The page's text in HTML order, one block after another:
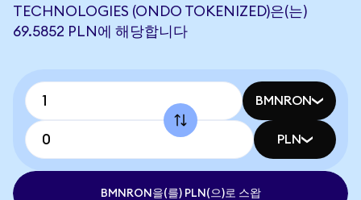
TECHNOLOGIES (ONDO TOKENIZED)은(는)
69.5852 PLN에 해당합니다
BMNRON
PLN
BMNRON을(를) PLN(으)로 스왑